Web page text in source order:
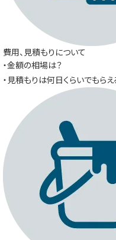
費用、見積もりについて
・金額の相場は？
・見積もりは何日くらいでもらえ